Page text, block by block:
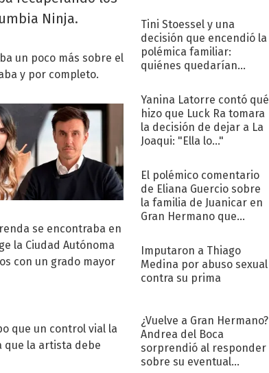
Ninja.
un poco más sobre el
y por completo.
se encontraba en
la Ciudad Autónoma
con un grado mayor
que un control vial la
que la artista debe
Tini Stoessel y una
decisión que encendió la
polémica familiar:
quiénes quedarían
Yanina Latorre contó qué
hizo que Luck Ra tomara
la decisión de dejar a La
Joaqui: "Ella lo..."
El polémico comentario
de Eliana Guercio sobre
la familia de Juanicar en
Gran Hermano que
Imputaron a Thiago
Medina por abuso sexual
contra su prima
¿Vuelve a Gran Hermano?
Andrea del Boca
sorprendió al responder
sobre su eventual